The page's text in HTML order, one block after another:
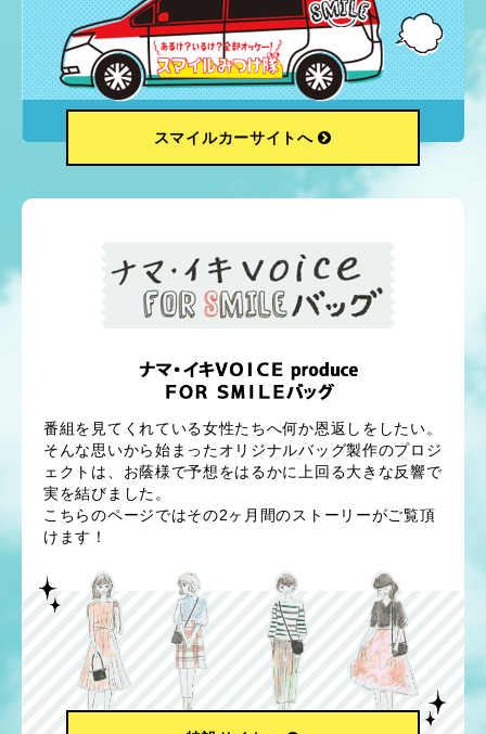
スマイルカーサイトへ
番組を見てくれている女性たちへ何か恩返しをしたい。
そんな思いから始まったオリジナルバッグ製作のプロジ
ェクトは、お蔭様で予想をはるかに上回る大きな反響で
実を結びました。
こちらのページではその2ヶ月間のストーリーがご覧頂
けます！